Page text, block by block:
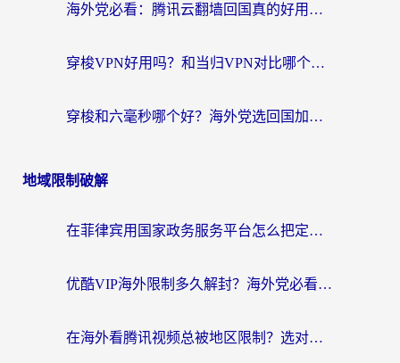
海外党必看：腾讯云翻墙回国真的好用吗？+ 3步选对回国加速器指南
穿梭VPN好用吗？和当归VPN对比哪个回国效果更好？海外党亲测实用指南
穿梭和六毫秒哪个好？海外党选回国加速器的避坑指南，附番茄加速器实测
地域限制破解
在菲律宾用国家政务服务平台怎么把定位修改到中国国内？3步解决+海外看剧听歌全攻略
优酷VIP海外限制多久解封？海外党必看的跨区难题一站式解决指南
在海外看腾讯视频总被地区限制？选对回国加速器，还能解决泰国政务网和蜻蜓FM卡顿问题